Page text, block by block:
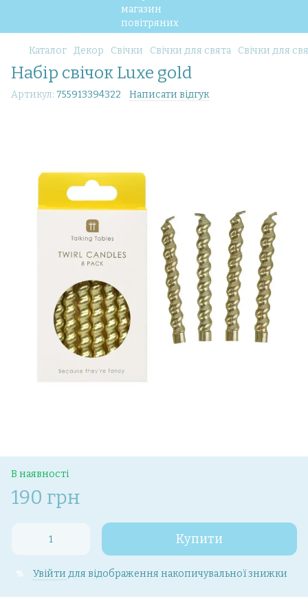
Каталог Декор Свічки Свічки для свята Свічки для
Набір свічок Luxe gold
Артикул: 755913394322 Написати відгук
В наявності
190 грн
Купити
% Увійти для відображення накопичувальної знижки